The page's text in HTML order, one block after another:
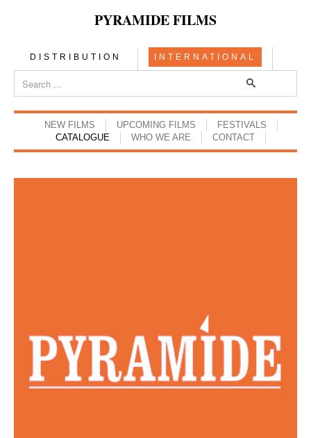
PYRAMIDE FILMS
DISTRIBUTION INTERNATIONAL
NEW FILMS UPCOMING FILMS
FESTIVALS
CATALOGUE
WHO WE ARE CONTACT